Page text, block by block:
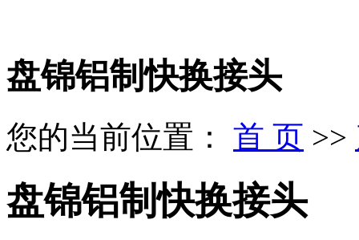
盘锦铝制快换接头
您的当前位置： 首 页 >>
盘锦铝制快换接头